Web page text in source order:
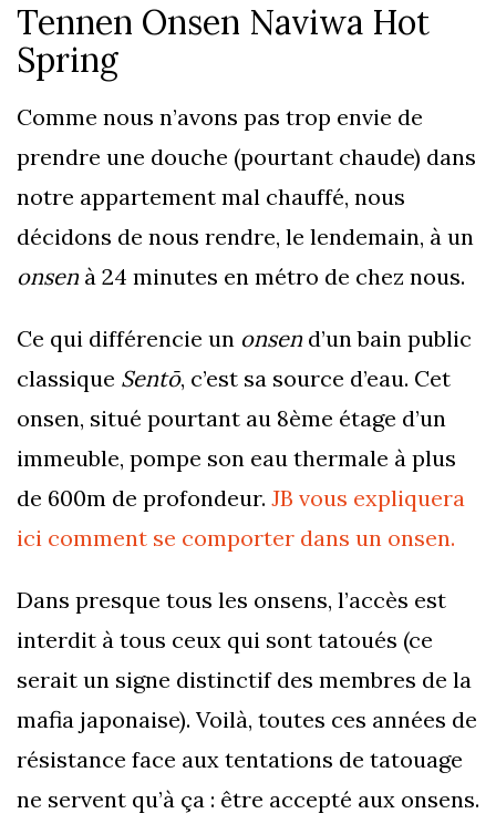
Tennen Onsen Naviwa Hot
Spring
Comme nous n’avons pas trop envie de
prendre une douche (pourtant chaude) dans
notre appartement mal chauffé, nous
décidons de nous rendre, le lendemain, à un
onsen à 24 minutes en métro de chez nous.
Ce qui différencie un onsen d’un bain public
classique Sentō, c’est sa source d’eau. Cet
onsen, situé pourtant au 8ème étage d’un
immeuble, pompe son eau thermale à plus
de 600m de profondeur. JB vous expliquera
ici comment se comporter dans un onsen.
Dans presque tous les onsens, l’accès est
interdit à tous ceux qui sont tatoués (ce
serait un signe distinctif des membres de la
mafia japonaise). Voilà, toutes ces années de
résistance face aux tentations de tatouage
ne servent qu’à ça : être accepté aux onsens.